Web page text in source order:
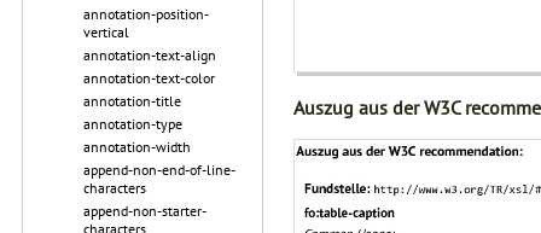
annotation-position-
vertical
annotation-text-align
annotation-text-color
annotation-title
annotation-type
annotation-width
append-non-end-of-line-
characters
append-non-starter-
characters
Auszug aus der W3C